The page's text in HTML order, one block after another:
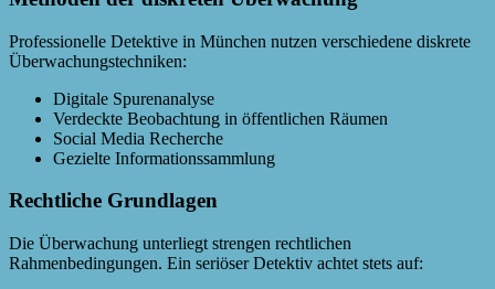
Professionelle Detektive in München nutzen verschiedene diskrete
Überwachungstechniken:
Digitale Spurenanalyse
Verdeckte Beobachtung in öffentlichen Räumen
Social Media Recherche
Gezielte Informationssammlung
Rechtliche Grundlagen
Die Überwachung unterliegt strengen rechtlichen
Rahmenbedingungen. Ein seriöser Detektiv achtet stets auf: